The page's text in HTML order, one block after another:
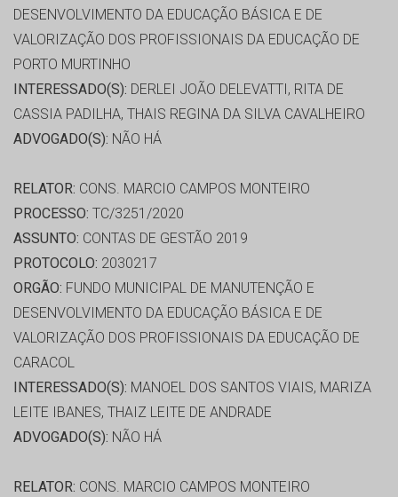
DESENVOLVIMENTO DA EDUCAÇÃO BÁSICA E DE
VALORIZAÇÃO DOS PROFISSIONAIS DA EDUCAÇÃO DE
PORTO MURTINHO
INTERESSADO(S): DERLEI JOÃO DELEVATTI, RITA DE
CASSIA PADILHA, THAIS REGINA DA SILVA CAVALHEIRO
ADVOGADO(S): NÃO HÁ
RELATOR: CONS. MARCIO CAMPOS MONTEIRO
PROCESSO: TC/3251/2020
ASSUNTO: CONTAS DE GESTÃO 2019
PROTOCOLO: 2030217
ORGÃO: FUNDO MUNICIPAL DE MANUTENÇÃO E
DESENVOLVIMENTO DA EDUCAÇÃO BÁSICA E DE
VALORIZAÇÃO DOS PROFISSIONAIS DA EDUCAÇÃO DE
CARACOL
INTERESSADO(S): MANOEL DOS SANTOS VIAIS, MARIZA
LEITE IBANES, THAIZ LEITE DE ANDRADE
ADVOGADO(S): NÃO HÁ
RELATOR: CONS. MARCIO CAMPOS MONTEIRO